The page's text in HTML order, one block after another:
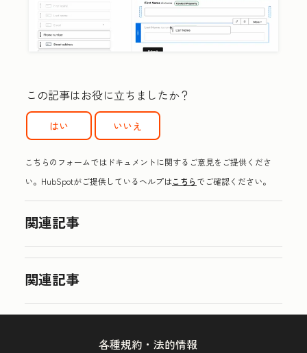
この記事はお役に立ちましたか？
はい いいえ
こちらのフォームではドキュメントに関するご意見をご提供くださ
い。HubSpotがご提供しているヘルプはこちらでご確認ください。
関連記事
関連記事
各種規約・法的情報